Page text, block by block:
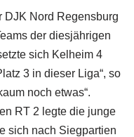
DJK Nord Regensburg
der diesjährigen
sich Kelheim 4
3 in dieser Liga“, so
noch etwas“.
RT 2 legte die junge
sich nach Siegpartien